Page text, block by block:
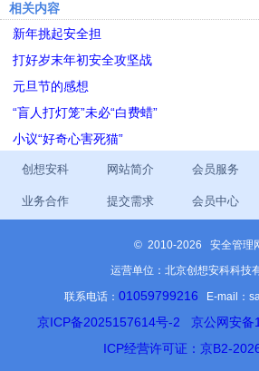
相关内容
新年挑起安全担
打好岁末年初安全攻坚战
元旦节的感想
“盲人打灯笼”未必“白费蜡”
小议“好奇心害死猫”
创想安科 网站简介 会员服务
业务合作 提交需求 会员中心
© 2010-2026 安全管理
运营单位：北京创想安科科技
联系电话： 01059799216 E-mail：
京ICP备2025157614号-2
京公网安
ICP经营许可证：京B2-